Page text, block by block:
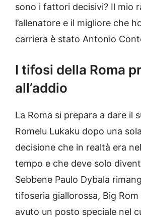
sono i fattori decisivi? Il mio
l’allenatore e il migliore che
carriera è stato Antonio
I tifosi della Roma
all’addio
La Roma si prepara a dare il
Romelu Lukaku dopo una
decisione che in realtà era
tempo e che deve solo
Sebbene Paulo Dybala
tifoseria giallorossa, Big
avuto un posto speciale nel